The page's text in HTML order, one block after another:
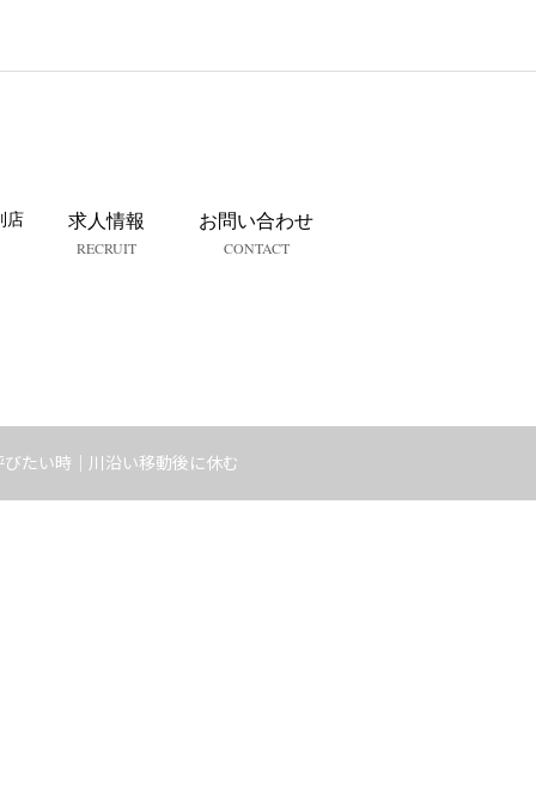
店 求人情報
RECRUIT
お問い合わせ
CONTACT
たい時｜川沿い移動後に休む